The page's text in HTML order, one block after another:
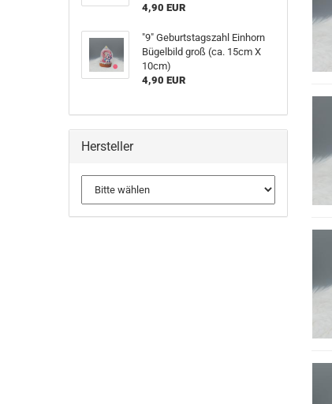
4,90 EUR
"9" Geburtstagszahl Einhorn
Bügelbild groß (ca. 15cm X
10cm)
4,90 EUR
Hersteller